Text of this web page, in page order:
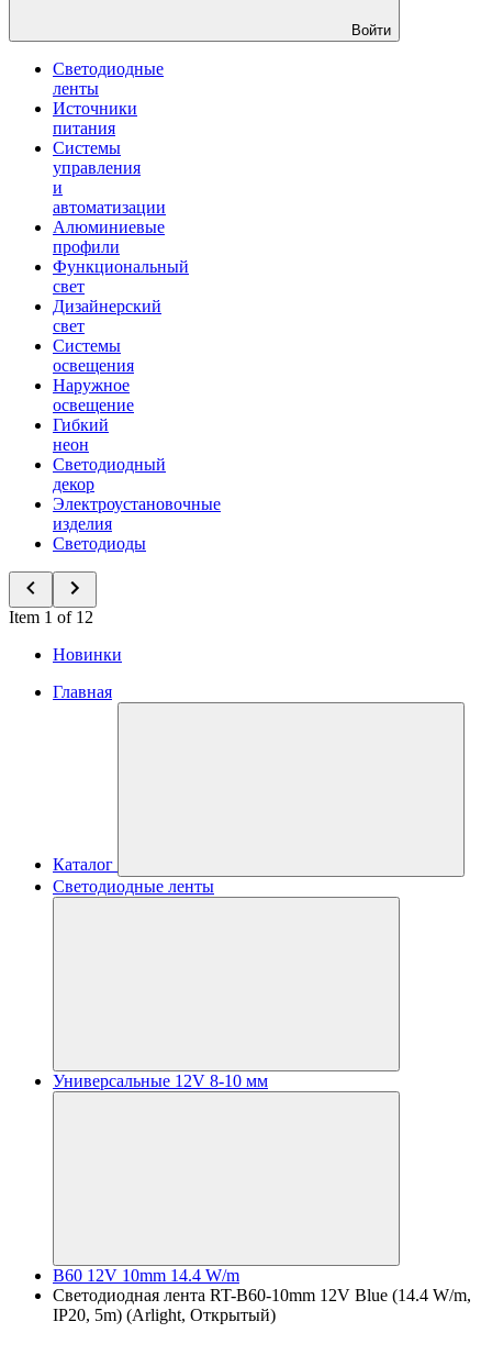
Войти
Светодиодные
ленты
Источники
питания
Системы
управления
и
автоматизации
Алюминиевые
профили
Функциональный
свет
Дизайнерский
свет
Системы
освещения
Наружное
освещение
Гибкий
неон
Светодиодный
декор
Электроустановочные
изделия
Светодиоды
Item 1 of 12
Новинки
Главная
Каталог
Светодиодные ленты
Универсальные 12V 8-10 мм
B60 12V 10mm 14.4 W/m
Светодиодная лента RT-B60-10mm 12V Blue (14.4 W/m,
IP20, 5m) (Arlight, Открытый)